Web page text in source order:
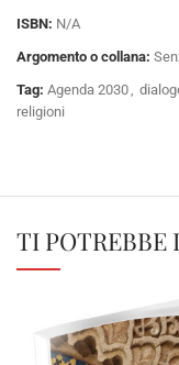
ISBN: N/A
Argomento o collana:
Tag: Agenda 2030
religioni
TI POTREBBE